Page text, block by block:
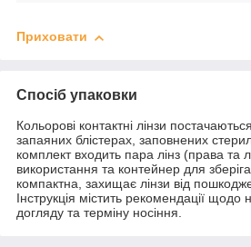
Приховати
Спосіб упаковки
Кольорові контактні лінзи
запаяних блістерах, заповнених
комплект входить пара лінз (права та
використання та контейнер для
компактна, захищає лінзи від
Інструкція містить рекомендації щодо
догляду та терміну носіння.